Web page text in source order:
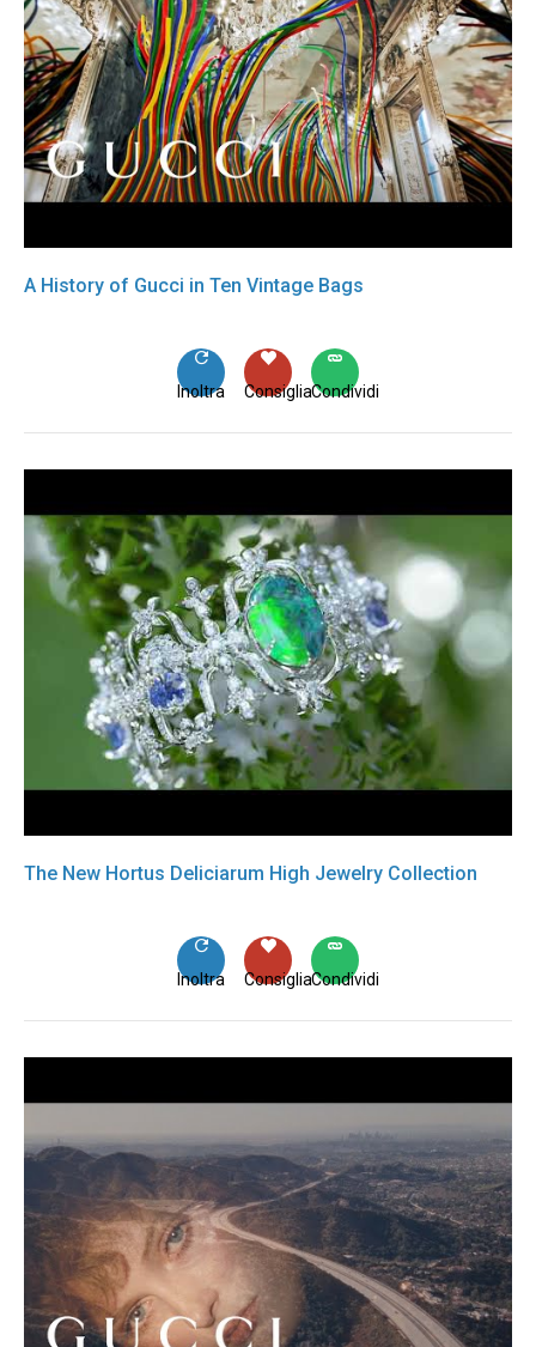
A History of Gucci in Ten Vintage Bags
Condividi
Consiglia
Inoltra
The New Hortus Deliciarum High Jewelry Collection
Condividi
Consiglia
Inoltra